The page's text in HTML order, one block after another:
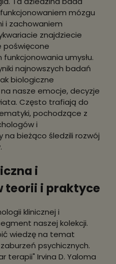
mózgu
i zachowaniem
znajdziecie
poświęcone
umysłu.
najnowszych badań
biologiczne
nasze emocje, decyzje
Często trafiają do
pochodzące z
i
bieżąco śledzili rozwój
i
teorii i praktyce
klinicznej i
naszej kolekcji.
wiedzę na temat
psychicznych.
terapii" Irvina D. Yaloma